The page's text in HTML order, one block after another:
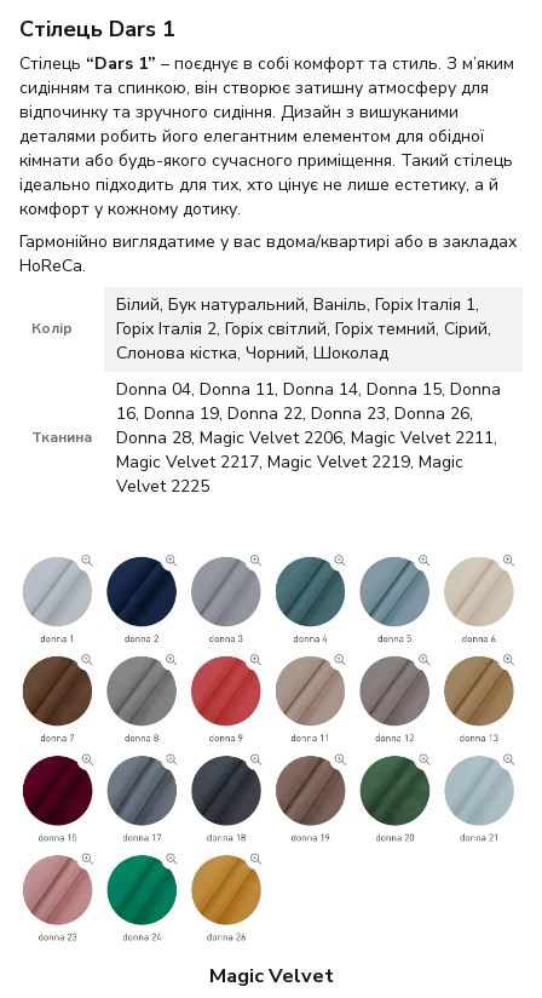
Стілець Dars 1
Стілець “Dars 1” – поєднує в собі комфорт та стиль. З м’яким
сидінням та спинкою, він створює затишну атмосферу для
відпочинку та зручного сидіння. Дизайн з вишуканими
деталями робить його елегантним елементом для обідної
кімнати або будь-якого сучасного приміщення. Такий стілець
ідеально підходить для тих, хто цінує не лише естетику, а й
комфорт у кожному дотику.
Гармонійно виглядатиме у вас вдома/квартирі або в закладах
HoReCa.
Колір
Білий, Бук натуральний, Ваніль, Горіх Італія 1,
Горіх Італія 2, Горіх світлий, Горіх темний, Сірий,
Слонова кістка, Чорний, Шоколад
Тканина
Donna 04, Donna 11, Donna 14, Donna 15, Donna
16, Donna 19, Donna 22, Donna 23, Donna 26,
Donna 28, Magic Velvet 2206, Magic Velvet 2211,
Magic Velvet 2217, Magic Velvet 2219, Magic
Velvet 2225
Magic Velvet